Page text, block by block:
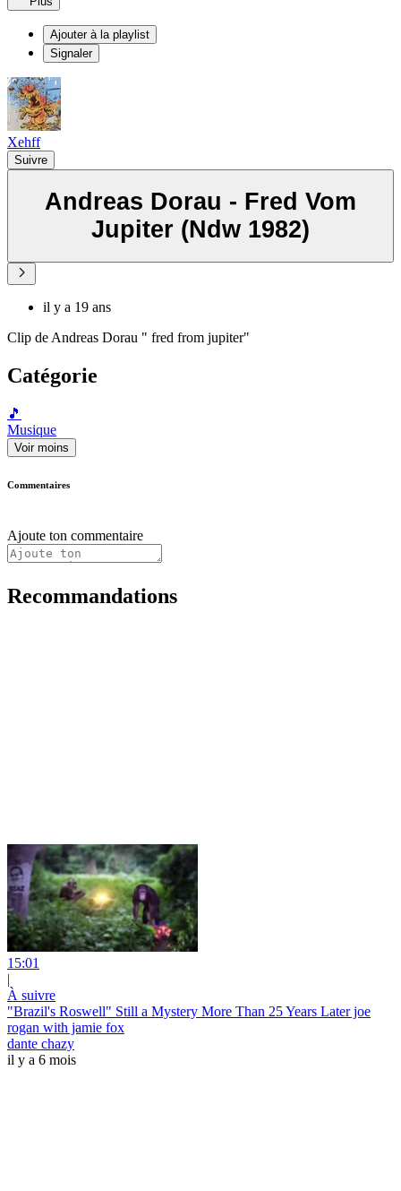
Ajouter à la playlist
Signaler
Xehff
Suivre
Andreas Dorau - Fred Vom
Jupiter (Ndw 1982)
il y a 19 ans
Clip de Andreas Dorau " fred from jupiter"
Catégorie
🎵
Musique
Voir moins
Commentaires
Ajoute ton commentaire
Recommandations
15:01
|
À suivre
"Brazil's Roswell" Still a Mystery More Than 25 Years Later joe
rogan with jamie fox
dante chazy
il y a 6 mois